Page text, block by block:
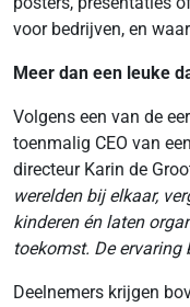
voor bedrijven, en
Meer dan een leuke
Volgens een van de
toenmalig CEO van
directeur Karin de
werelden bij elkaar,
kinderen én laten
toekomst. De
Deelnemers krijgen